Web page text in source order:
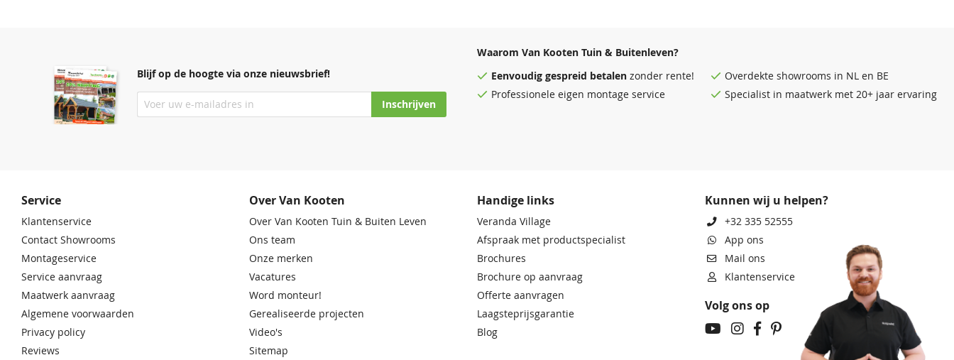
Blijf op de hoogte via onze nieuwsbrief!
Inschrijven
Waarom Van Kooten Tuin & Buitenleven?
Eenvoudig gespreid betalen zonder rente! Overdekte showrooms in NL en BE
Professionele eigen montage service
Specialist in maatwerk met 20+ jaar ervaring
Service
Klantenservice
Contact Showrooms
Montageservice
Service aanvraag
Maatwerk aanvraag
Algemene voorwaarden
Privacy policy
Reviews
Over Van Kooten
Over Van Kooten Tuin & Buiten Leven
Ons team
Onze merken
Vacatures
Word monteur!
Gerealiseerde projecten
Video's
Sitemap
Handige links
Veranda Village
Afspraak met productspecialist
Brochures
Brochure op aanvraag
Offerte aanvragen
Laagsteprijsgarantie
Blog
Kunnen wij u helpen?
+32 335 52555
App ons
Mail ons
Klantenservice
Volg ons op